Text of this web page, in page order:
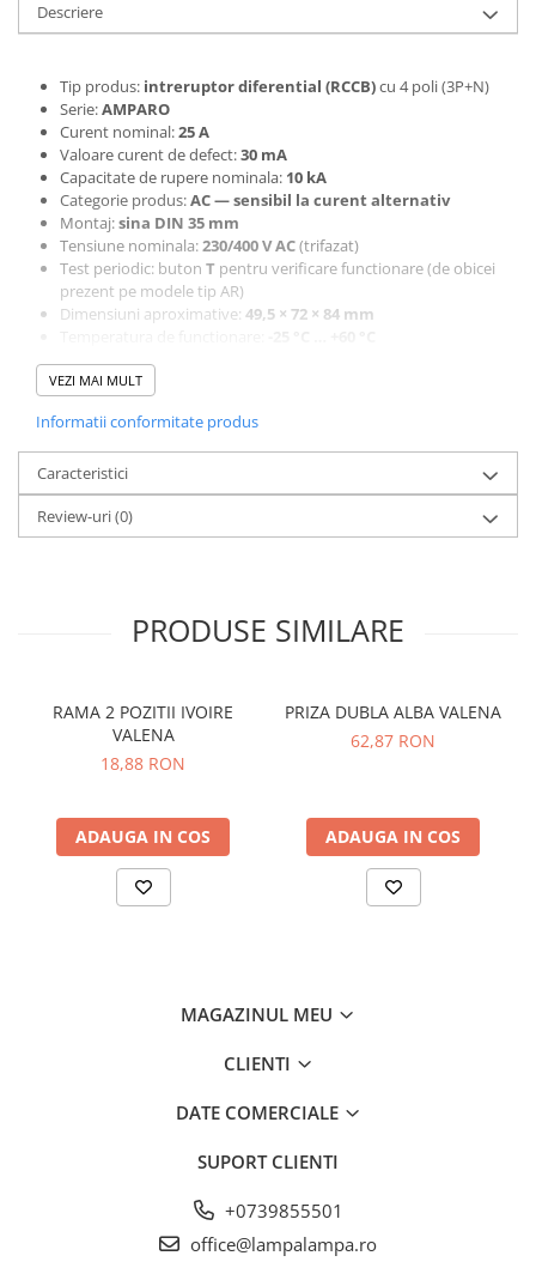
Valena ivoar
Adaptoare
Lampi de lucru, sport, hobby
Cantare
Electronice
Multimetre/Testere
Powerbank
Prize programabile
Sonerii
Statii meteo
Termostate
Baterii, acumulatori, incarcatoare
Iluminat festiv
Becuri led
Becuri led decorative
Tuburi Led
Descriere
Tip produs: intreruptor diferential (RCCB)cu 4 poli (3P+N)
Serie:AMPARO
Curent nominal:25 A
Valoare curent de defect:30 mA
Capacitate de rupere nominala: 10 kA
Categorie produs:AC — sensibil la curent alternativ
Montaj:sina DIN 35 mm
Tensiune nominala:230/400 V AC(trifazat)
Test periodic: buton T pentru verificare functionare (de obicei
prezent pe modele tip AR)
Dimensiuni aproximative: 49,5 × 72 × 84 mm
Aplicatii:
Protectie la curenti de defect si electrocutare in instalatii electrice
rezidual pentru a intrerupe alimentarea in caz de scurgeri de
curent spre pamant, protejand utilizatorii si echipamentele
electrice.
VEZI MAI MULT
Informatii conformitate produs
Caracteristici
Review-uri(0)
PRODUSE SIMILARE
RAMA 2 POZITII IVOIRE
VALENA
18,88 RON
ADAUGA IN COS
PRIZA DUBLA ALBA VALENA
62,87 RON
ADAUGA IN COS
MAGAZINUL MEU
CLIENTI
DATE COMERCIALE
SUPORT CLIENTI
+0739855501
office@lampalampa.ro